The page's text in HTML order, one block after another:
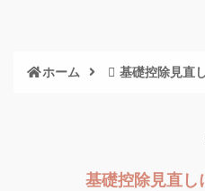
ホーム 基礎控除見直
基礎控除見直し